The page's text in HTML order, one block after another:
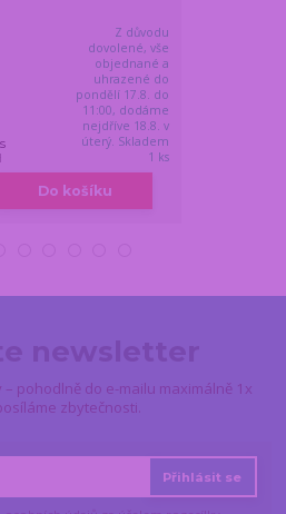
Z důvodu
dovolené, vše
objednané a
uhrazené do
pondělí 17.8. do
11:00, dodáme
nejdříve 18.8. v
úterý. Skladem
1 ks
Do košíku
pohodlně do e-mailu maximálně 1x
zbytečnosti.
Přihlásit se